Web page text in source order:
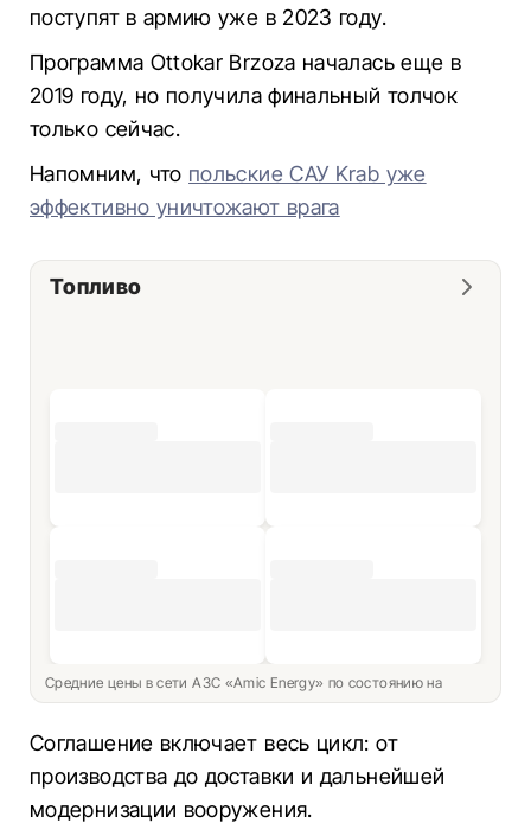
поступят в армию уже в 2023 году.
Программа Ottokar Brzoza началась еще в
2019 году, но получила финальный толчок
только сейчас.
Напомним, что польские САУ Krab уже
эффективно уничтожают врага
Топливо
Средние цены в сети АЗС «Amic Energy» по состоянию на
Соглашение включает весь цикл: от
производства до доставки и дальнейшей
модернизации вооружения.